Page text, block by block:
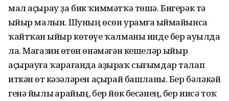
мал аҫырау ҙа бик ҡиммәтҡә төшә. Бигерәк тә
һыйыр малын. Шуның өсөн урамға һыймайынса
ҡайтҡан һыйыр көтөүе ҡалманы инде бер ауылда
ла. Магазин һөтөн өнәмәгән кешеләр һыйыр
аҫырауға ҡарағанда аҙыраҡ сығымдар талап
иткән һөт кәзәләрен аҫырай башланы. Бер бәләкәй
генә йылы һарайың, бер йөк бесәнең, бер нисә тоҡ